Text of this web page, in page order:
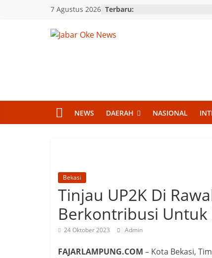
7 Agustus 2026 Terbaru:
News
Berita
NEWS DAERAH NASIONAL
Bekasi
Tinjau UP2K Di
Berkontribusi
24 Oktober 2023 Admin
FAJARLAMPUNG.COM – Kota Bekasi,